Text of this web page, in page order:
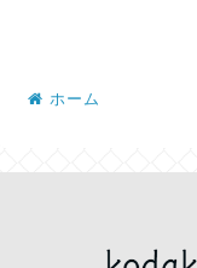
ホーム